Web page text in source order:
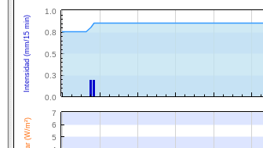
Intensidad (mm/15 min)
0.0
0.3
0.5
0.8
1.0
5
6
7